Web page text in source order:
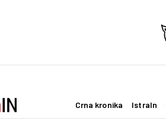
Crna kronika IstraIn
& Style